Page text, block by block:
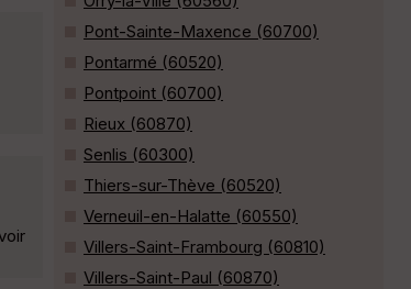
Pont-Sainte-Maxence (60700)
Pontarmé (60520)
Pontpoint (60700)
Rieux (60870)
Senlis (60300)
Thiers-sur-Thève (60520)
Verneuil-en-Halatte (60550)
Villers-Saint-Frambourg (60810)
Villers-Saint-Paul (60870)